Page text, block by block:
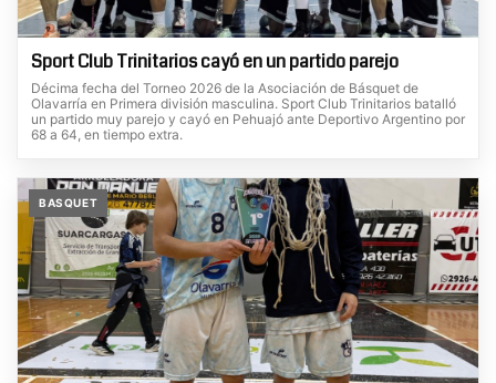
Sport Club Trinitarios cayó en un partido parejo
Décima fecha del Torneo 2026 de la Asociación de Básquet de
Olavarría en Primera división masculina. Sport Club Trinitarios batalló
un partido muy parejo y cayó en Pehuajó ante Deportivo Argentino por
68 a 64, en tiempo extra.
BASQUET